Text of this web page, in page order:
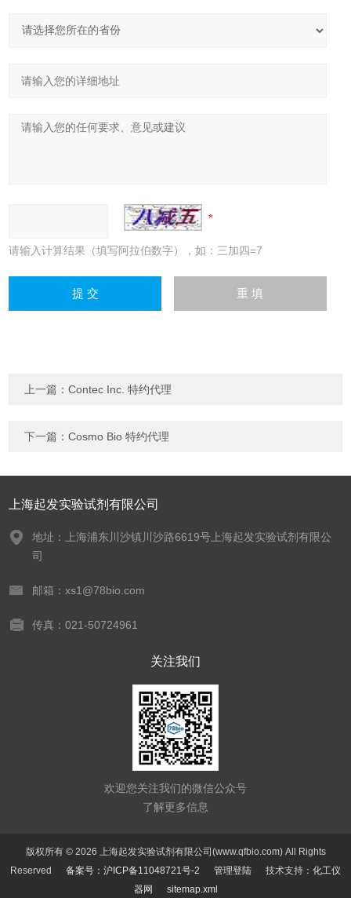
请输入计算结果（填写阿拉伯数字），如：三加四=7
上一篇：Contec Inc. 特约代理
下一篇：Cosmo Bio 特约代理
上海起发实验试剂有限公司
地址：上海浦东川沙镇川沙路6619号上海起发实验试剂有限公
司
邮箱：xs1@78bio.com
传真：021-50724961
关注我们
欢迎您关注我们的微信公众号
了解更多信息
版权所有 © 2026 上海起发实验试剂有限公司(www.qfbio.com) All Rights
Reserved 备案号：沪ICP备11048721号-2 管理登陆 技术支持： 化工仪
器网
sitemap.xml